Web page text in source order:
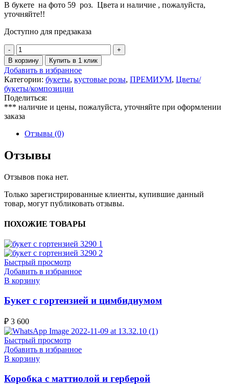
В букете на фото 59 роз. Цвета и наличие , пожалуйста,
уточняйте!!
Доступно для предзаказа
Количество
товара
Букет
из
пионовидных
кустовых
роз
премиальных
сортов
с
эвкалиптом
В корзину Купить в 1 клик
Добавить в избранное
Категории: букеты, кустовые розы, ПРЕМИУМ, Цветы/
букеты/композиции
Поделиться:
*** наличие и цены, пожалуйста, уточняйте при оформлении
заказа
Отзывы (0)
Отзывы
Отзывов пока нет.
Только зарегистрированные клиенты, купившие данный
товар, могут публиковать отзывы.
ПОХОЖИЕ ТОВАРЫ
Быстрый просмотр
Добавить в избранное
В корзину
Букет с гортензией и цимбидиумом
₽ 3 600
Быстрый просмотр
Добавить в избранное
В корзину
Коробка с маттиолой и герберой